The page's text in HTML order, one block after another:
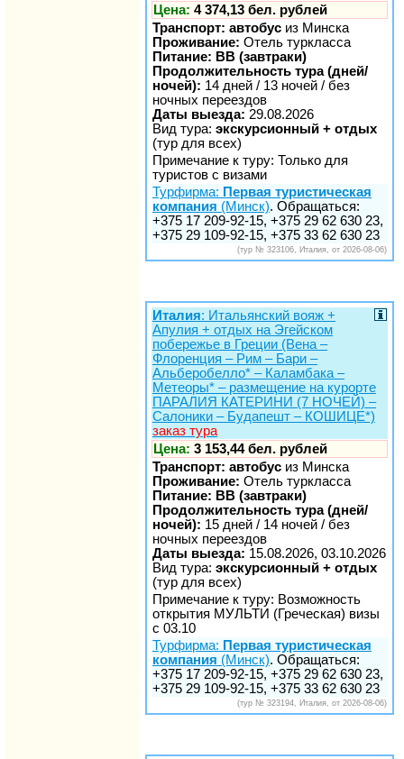
Цена: 4 374,13 бел. рублей
Транспорт: автобус из Минска
Проживание: Отель туркласса
Питание: BB (завтраки)
Продолжительность тура (дней/
ночей): 14 дней / 13 ночей / без
ночных переездов
Даты выезда: 29.08.2026
Вид тура: экскурсионный + отдых
(тур для всех)
Примечание к туру: Только для
туристов с визами
Турфирма: Первая туристическая
компания (Минск). Обращаться:
+375 17 209-92-15, +375 29 62 630 23,
+375 29 109-92-15, +375 33 62 630 23
(тур № 323106, Италия, от 2026-08-06)
Италия: Итальянский вояж +
Апулия + отдых на Эгейском
побережье в Греции (Вена –
Флоренция – Рим – Бари –
Альберобелло* – Каламбака –
Метеоры* – размещение на курорте
ПАРАЛИЯ КАТЕРИНИ (7 НОЧЕЙ) –
Салоники – Будапешт – КОШИЦЕ*)
заказ тура
Цена: 3 153,44 бел. рублей
Транспорт: автобус из Минска
Проживание: Отель туркласса
Питание: BB (завтраки)
Продолжительность тура (дней/
ночей): 15 дней / 14 ночей / без
ночных переездов
Даты выезда: 15.08.2026, 03.10.2026
Вид тура: экскурсионный + отдых
(тур для всех)
Примечание к туру: Возможность
открытия МУЛЬТИ (Греческая) визы
с 03.10
Турфирма: Первая туристическая
компания (Минск). Обращаться:
+375 17 209-92-15, +375 29 62 630 23,
+375 29 109-92-15, +375 33 62 630 23
(тур № 323194, Италия, от 2026-08-06)